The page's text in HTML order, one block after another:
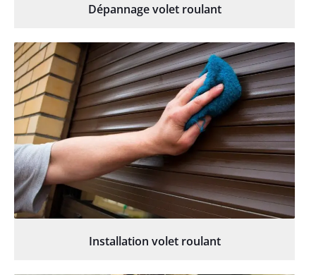
Dépannage volet roulant
Installation volet roulant